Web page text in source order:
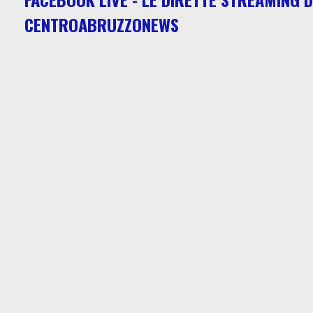
CENTROABRUZZONEWS